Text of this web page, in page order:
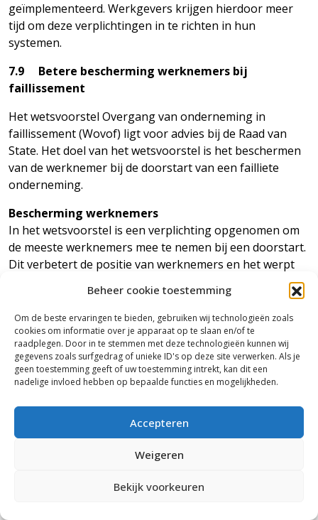
Beheer cookie toestemming
Om de beste ervaringen te bieden, gebruiken wij technologieën zoals
cookies om informatie over je apparaat op te slaan en/of te
raadplegen. Door in te stemmen met deze technologieën kunnen wij
gegevens zoals surfgedrag of unieke ID's op deze site verwerken. Als je
geen toestemming geeft of uw toestemming intrekt, kan dit een
nadelige invloed hebben op bepaalde functies en mogelijkheden.
Accepteren
Weigeren
Bekijk voorkeuren
geïmplementeerd. Werkgevers krijgen hierdoor meer
tijd om deze verplichtingen in te richten in hun
systemen.
7.9 Betere bescherming werknemers bij
faillissement
Het wetsvoorstel Overgang van onderneming in
faillissement (Wovof) ligt voor advies bij de Raad van
State. Het doel van het wetsvoorstel is het beschermen
van de werknemer bij de doorstart van een failliete
onderneming.
Bescherming werknemers
In het wetsvoorstel is een verplichting opgenomen om
de meeste werknemers mee te nemen bij een doorstart.
Dit verbetert de positie van werknemers en het werpt
faillissementsprocedure. De doorstart mag geen reden
zijn werknemers geen arbeidsovereenkomst aan te
bieden. Ondernemers die een bedrijf overnemen
(verkrijgers), hebben nu nog de vrije keuze wie ze willen
overnemen en wie niet.
Verder zijn in het wetsvoorstel objectieve criteria
opgenomen die bepalen of er minder werknemers
bedrijfseconomische redenen, zoals een vermindering
van het aantal klanten, een bedrijfsverhuizing of
automatisering. De selectie vindt daarmee op een